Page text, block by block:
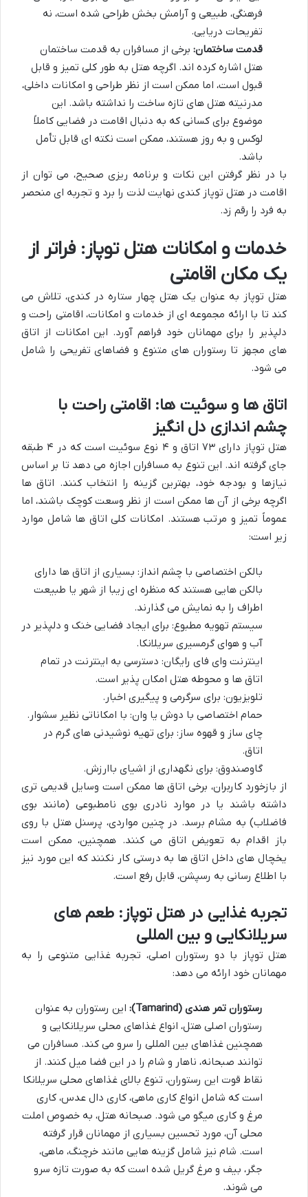
فرهنگی، طبیعی و آرامش بخش طراحی شده است، نه
تفریحات دریایی.
قدمت ساختمان: برخی از مسافران به قدمت ساختمان
هتل اشاره کرده اند. اگرچه هتل به طور کلی تمیز و قابل
قبول است، اما ممکن است از نظر طراحی و امکانات داخلی،
مدرنیته هتل های تازه ساخت را نداشته باشد. این
موضوع برای کسانی که به دنبال اقامت در فضایی کاملاً
لوکس و به روز هستند، ممکن است نکته ای قابل تأمل
باشد.
با در نظر گرفتن این نکات و برنامه ریزی صحیح، می توان از
اقامت در هتل توپاز کندی نهایت لذت را برد و تجربه ای منحصر
به فرد را رقم زد.
خدمات و امکانات هتل توپاز: فراتر از
یک مکان اقامتی
هتل توپاز به عنوان یک هتل چهار ستاره در کندی، تلاش می
کند تا با ارائه مجموعه ای از خدمات و امکانات، اقامتی راحت و
دلپذیر را برای مهمانان خود فراهم آورد. این امکانات از اتاق
های مجهز تا رستوران های متنوع و فضاهای تفریحی را شامل
می شود.
اتاق ها و سوئیت ها: اقامتی راحت با
چشم اندازی دل انگیز
هتل توپاز دارای ۷۳ اتاق و ۴ نوع سوئیت است که در ۴ طبقه
جای گرفته اند. این تنوع به مسافران اجازه می دهد تا بر اساس
نیازها و بودجه خود، بهترین گزینه را انتخاب کنند. اتاق ها
اگرچه برخی از آن ها ممکن است از نظر وسعت کوچک باشند، اما
عموماً تمیز و مرتب هستند. امکانات کلی اتاق ها شامل موارد
زیر است:
بالکن اختصاصی با چشم انداز: بسیاری از اتاق ها دارای
بالکن هایی هستند که منظره ای زیبا از شهر یا طبیعت
اطراف را به نمایش می گذارند.
سیستم تهویه مطبوع: برای ایجاد فضایی خنک و دلپذیر در
آب و هوای گرمسیری سریلانکا.
اینترنت وای فای رایگان: دسترسی به اینترنت در تمام
اتاق ها و محوطه هتل امکان پذیر است.
تلویزیون: برای سرگرمی و پیگیری اخبار.
حمام اختصاصی با دوش یا وان: با امکاناتی نظیر سشوار.
چای ساز و قهوه ساز: برای تهیه نوشیدنی های گرم در
اتاق.
گاوصندوق: برای نگهداری از اشیای باارزش.
از بازخورد کاربران، برخی اتاق ها ممکن است وسایل قدیمی تری
داشته باشند یا در موارد نادری بوی نامطبوعی (مانند بوی
فاضلاب) به مشام برسد. در چنین مواردی، پرسنل هتل با روی
باز اقدام به تعویض اتاق می کنند. همچنین، ممکن است
یخچال های داخل اتاق ها به درستی کار نکنند که این مورد نیز
با اطلاع رسانی به رسپشن، قابل رفع است.
تجربه غذایی در هتل توپاز: طعم های
سریلانکایی و بین المللی
هتل توپاز با دو رستوران اصلی، تجربه غذایی متنوعی را به
مهمانان خود ارائه می دهد:
رستوران تمر هندی (Tamarind):
این رستوران به عنوان
رستوران اصلی هتل، انواع غذاهای محلی سریلانکایی و
همچنین غذاهای بین المللی را سرو می کند. مسافران می
توانند صبحانه، ناهار و شام را در این فضا میل کنند. از
نقاط قوت این رستوران، تنوع بالای غذاهای محلی سریلانکا
است که شامل انواع کاری ماهی، کاری دال عدس، کاری
مرغ و کاری میگو می شود. صبحانه هتل، به خصوص املت
محلی آن، مورد تحسین بسیاری از مهمانان قرار گرفته
است. شام نیز شامل گزینه هایی مانند خرچنگ، ماهی،
جگر، بیف و مرغ گریل شده است که به صورت تازه سرو
می شوند.